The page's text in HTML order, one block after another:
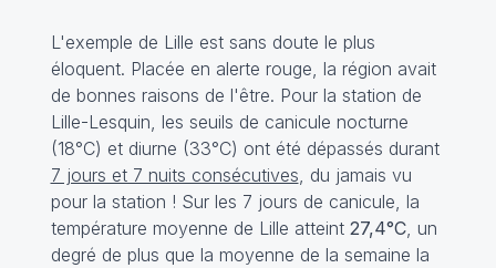
L'exemple de Lille est sans doute le plus
éloquent. Placée en alerte rouge, la région avait
de bonnes raisons de l'être. Pour la station de
Lille-Lesquin, les seuils de canicule nocturne
(18°C) et diurne (33°C) ont été dépassés durant
7 jours et 7 nuits consécutives , du jamais vu
pour la station ! Sur les 7 jours de canicule, la
température moyenne de Lille atteint 27,4°C, un
degré de plus que la moyenne de la semaine la